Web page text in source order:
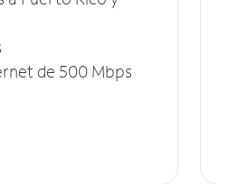
de 500 Mbps